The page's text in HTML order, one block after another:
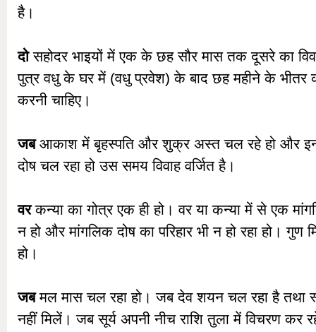
है।
दोसहोदर भाइयों में एक के छह सौर मास तक दूसरे का
पुत्र वधु के घर में (वधु प्रवेश) के बाद छह महीने के भीतर
करनी चाहिए।
जबआकाश में बृहस्पति और शुक्र अस्त चल रहे हो और
दोष चल रहा हो उस समय विवाह वर्जित है।
वरकन्या का गोत्र एक ही हो। वर या कन्या में से एक
न हो और मांगलिक दोष का परिहार भी न हो रहा हो। गुण
हो।
जबमल मास चल रहा हो। जब देव शयन चल रहा है तथा
नहीं मिलें। जब सूर्य अपनी नीच राशि तुला में विचरण कर